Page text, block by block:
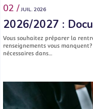
02 / JUIL. 2026
2026/2027 :
Vous souhaitez préparer la
renseignements vous
nécessaires dans…